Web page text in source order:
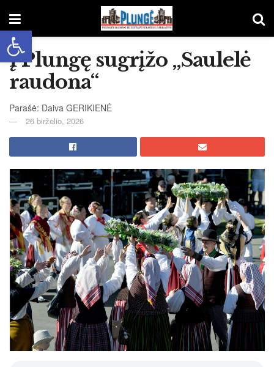
Open toolbar
Į Plungę sugrįžo „Saulelė
raudona“
Parašė: Daiva GERIKIENĖ
26 birželio, 2026